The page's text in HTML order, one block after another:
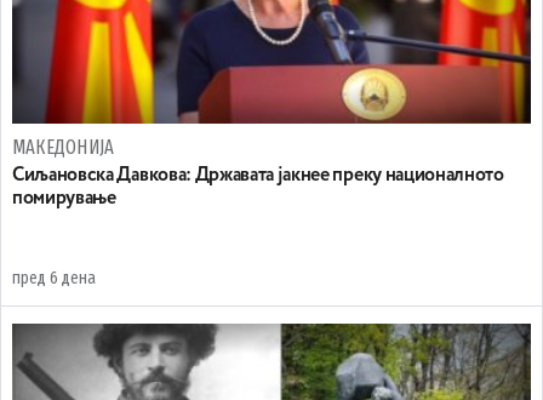
МАКЕДОНИЈА
Сиљановска Давкова: Државата јакнее преку националното
помирување
пред 6 дена